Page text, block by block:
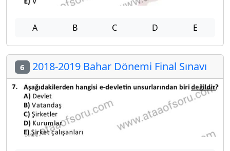
A B C D E
6 2018-2019 Bahar Dönemi Final Sınavı